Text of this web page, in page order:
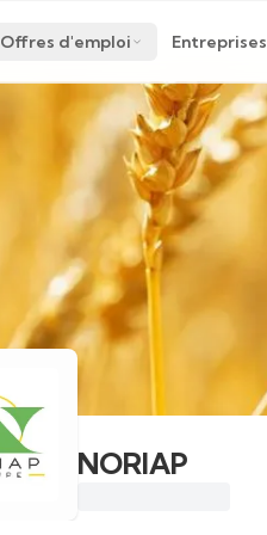
Offres d'emploi Entreprises
NORIAP